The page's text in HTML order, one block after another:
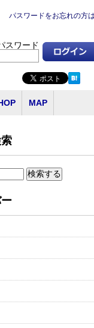
パスワードをお忘れの方は
スワード
MAP